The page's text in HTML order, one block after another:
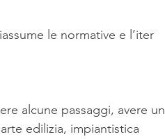
le normative e l’iter
alcune passaggi, avere un
edilizia, impiantistica